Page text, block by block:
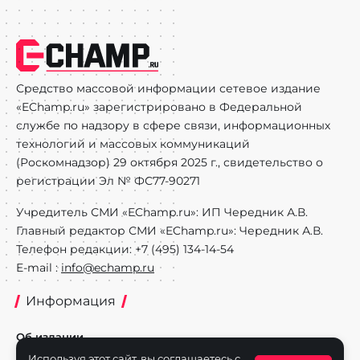
Средство массовой информации сетевое издание
«EChamp.ru» зарегистрировано в Федеральной
службе по надзору в сфере связи, информационных
технологий и массовых коммуникаций
(Роскомнадзор) 29 октября 2025 г., свидетельство о
регистрации Эл № ФС77-90271
Учредитель СМИ «EChamp.ru»: ИП Чередник А.В.
Главный редактор СМИ «EChamp.ru»: Чередник А.В.
Телефон редакции: +7 (495) 134-14-54
E-mail : info@echamp.ru
Информация
Об издании